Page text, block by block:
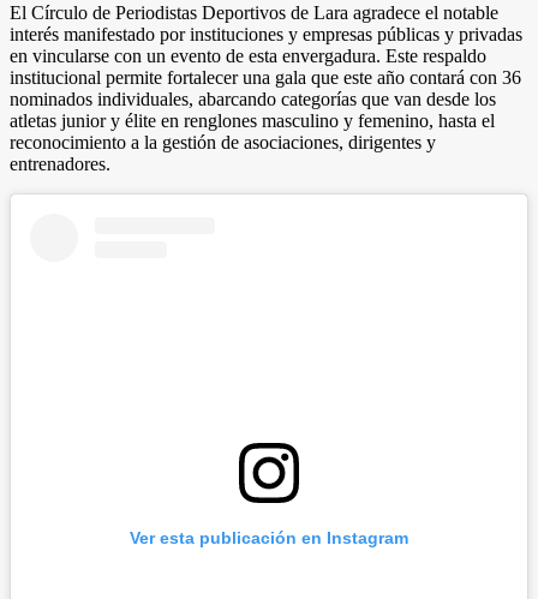
El Círculo de Periodistas Deportivos de Lara agradece el notable
interés manifestado por instituciones y empresas públicas y privadas
en vincularse con un evento de esta envergadura. Este respaldo
institucional permite fortalecer una gala que este año contará con 36
nominados individuales, abarcando categorías que van desde los
atletas junior y élite en renglones masculino y femenino, hasta el
reconocimiento a la gestión de asociaciones, dirigentes y
entrenadores.
Ver esta publicación en Instagram